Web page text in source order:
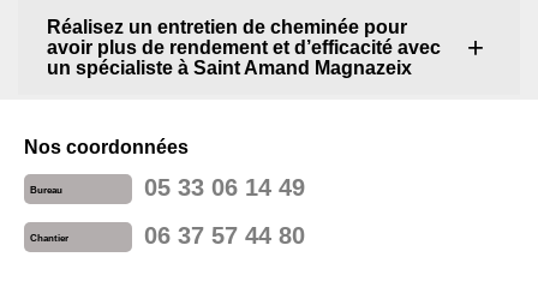
Réalisez un entretien de cheminée pour
avoir plus de rendement et d’efficacité avec
un spécialiste à Saint Amand Magnazeix
Nos coordonnées
Bureau 05 33 06 14 49
Chantier 06 37 57 44 80